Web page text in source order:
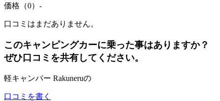
価格（0） -
口コミはまだありません。
このキャンピングカーに乗った事はありますか？
ぜひ口コミを共有してください。
軽キャンパー Rakuneruの
口コミを書く